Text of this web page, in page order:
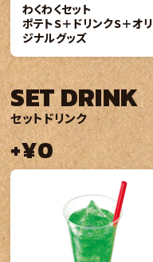
わくわくセット
ポテトS＋ドリンクS＋オリ
ジナルグッズ
SET DRINK
セットドリンク
+¥0